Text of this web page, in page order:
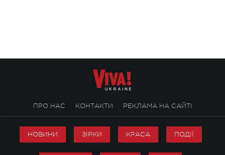
ПРО НАС КОНТАКТИ РЕКЛАМА НА САЙТІ
НОВИНИ ЗІРКИ КРАСА ПОДІЇ